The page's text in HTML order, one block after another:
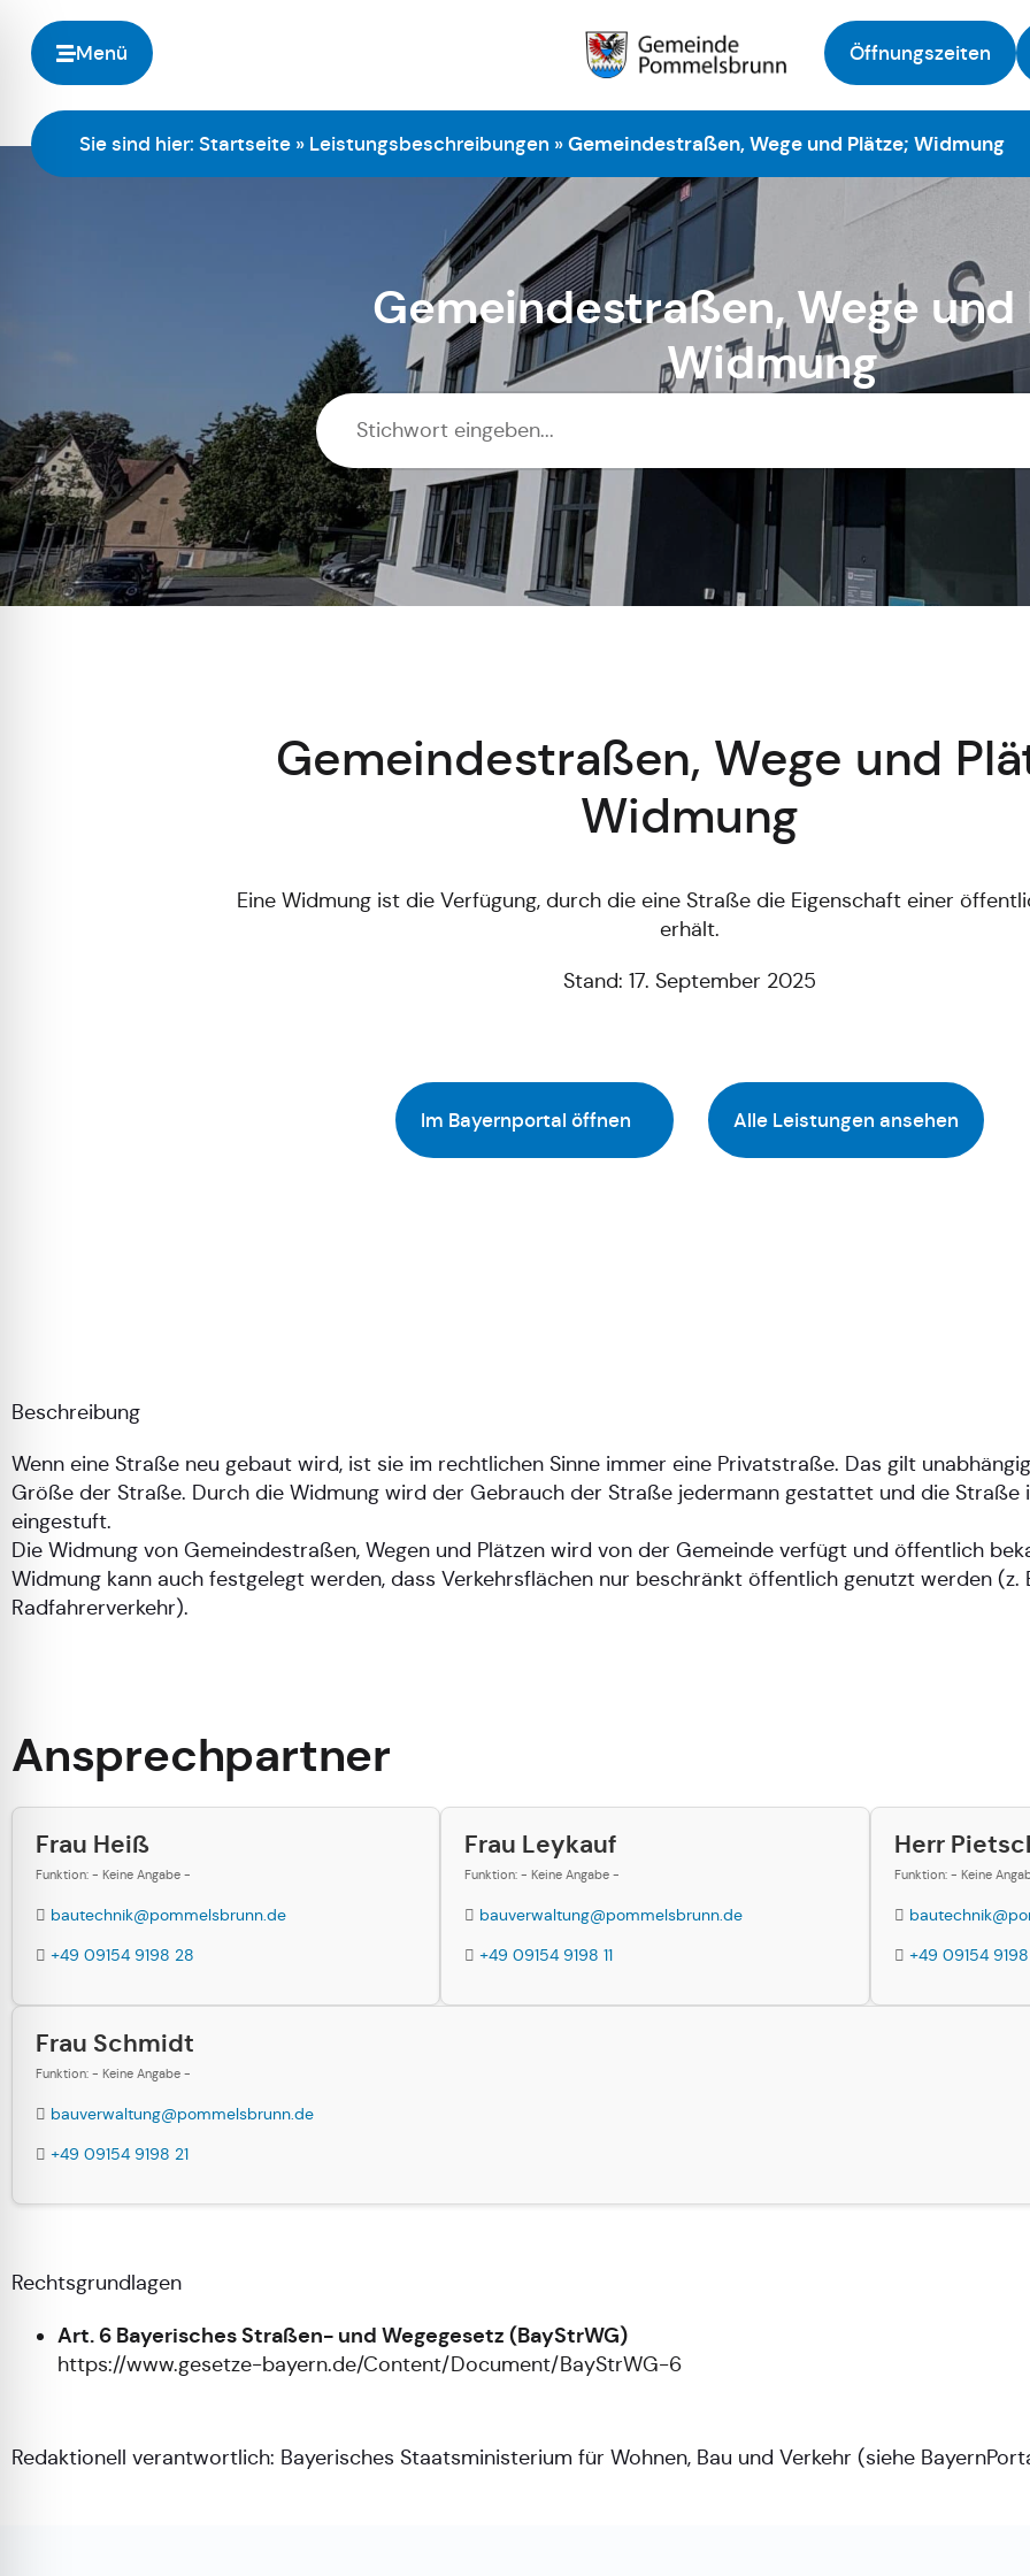
Menü
Zur Startseite
Öffnungszeiten
Sie sind hier: Startseite » Leistungsbeschreibungen »Gemeindestraßen, Wege und Plätze; Widmung
Gemeindestraßen, Wege und
Widmung
Gemeindestraßen, Wege und
Widmung
Eine Widmung ist die Verfügung, durch die eine Straße die Eigenschaft einer
erhält.
Stand: 17. September 2025
Im Bayernportal öffnen Alle Leistungen ansehen
Beschreibung
Wenn eine Straße neu gebaut wird, ist sie im rechtlichen Sinne immer eine Privatstraße. Das gilt
Größe der Straße. Durch die Widmung wird der Gebrauch der Straße jedermann gestattet und die Straße
eingestuft.
Die Widmung von Gemeindestraßen, Wegen und Plätzen wird von der Gemeinde verfügt und öffentlich
Widmung kann auch festgelegt werden, dass Verkehrsflächen nur beschränkt öffentlich genutzt werden (z.
Radfahrerverkehr).
Ansprechpartner
Frau Heiß
Funktion: - Keine Angabe -
bautechnik@pommelsbrunn.de
+49 09154 9198 28
Frau Leykauf
Funktion: - Keine Angabe -
bauverwaltung@pommelsbrunn.de
+49 09154 9198 11
Herr
Funktion: - Keine
+49 09154
Frau Schmidt
Funktion: - Keine Angabe -
bauverwaltung@pommelsbrunn.de
+49 09154 9198 21
Rechtsgrundlagen
Art. 6 Bayerisches Straßen- und Wegegesetz (BayStrWG)
https://www.gesetze-bayern.de/Content/Document/BayStrWG-6
Redaktionell verantwortlich: Bayerisches Staatsministerium für Wohnen, Bau und Verkehr (siehe